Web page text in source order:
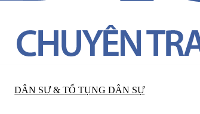
DÂN SỰ & TỐ TỤNG DÂN SỰ